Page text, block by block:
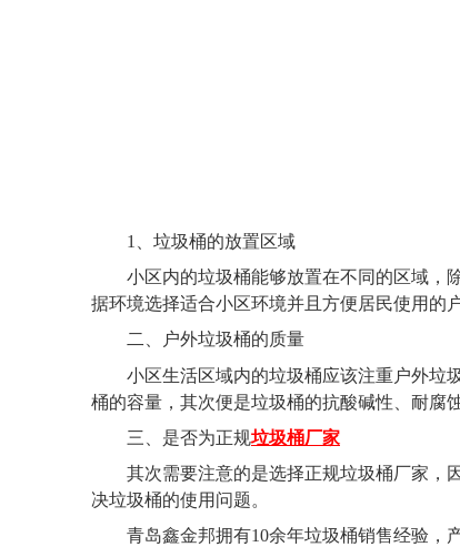
1
、垃圾桶的放置区域
小区内的垃圾桶能够放置在不同的区域，
据环境选择适合小区环境并且方便居民使用的
二、户外垃圾桶的质量
小区生活区域内的垃圾桶应该注重户外垃
桶的容量，其次便是垃圾桶的抗酸碱性、耐腐
三、是否为正规垃圾桶厂家
其次需要注意的是选择正规垃圾桶厂家，
决垃圾桶的使用问题。
青岛鑫金邦拥有10余年垃圾桶销售经验，